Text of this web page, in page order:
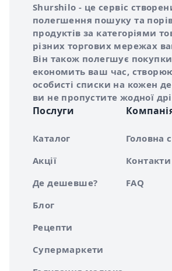
Про сервіс Shurshilo
Shurshilo - це сервіс
полегшення пошуку та
продуктів за категоріями
різних торгових мережах
Він також полегшує
економить ваш час,
особисті списки на кожен
ви не пропустите жодної
Послуги
Каталог
Акції
Де дешевше?
Блог
Рецепти
Супермаркети
Головна
Контакти
FAQ